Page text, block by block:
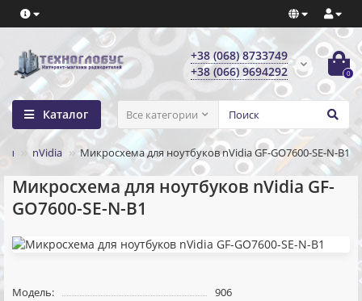
+38 (068) 8733749
+38 (066) 9694292
0
Каталог Все категории
nVidia Микросхема для ноутбуков nVidia GF-GO7600-SE-N-B1
Микросхема для ноутбуков nVidia GF-
GO7600-SE-N-B1
Модель: 906